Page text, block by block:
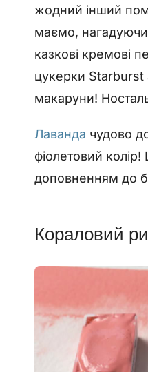
жодний інший
маємо,
казкові кремові
цукерки Starburst
макаруни!
Лаванда чудово
фіолетовий
доповненням до
Кораловий